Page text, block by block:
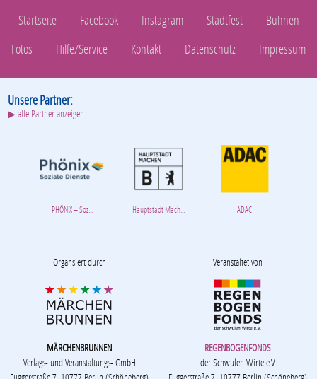
Startseite Facebook Instagram Stadtfest
Bühnen
Fotos
Hilfe/Service Kontakt Datenschutz Impressum
Unsere Partner:
▶ alle Partner anzeigen
PHÖNIX – Soz... Hauptstadt Mach... ADAC
Organsiert durch
MÄRCHENBRUNNEN
Verlags- und Veranstaltungs- GmbH
Veranstaltet von
REGENBOGENFONDS
der Schwulen Wirte e.V.